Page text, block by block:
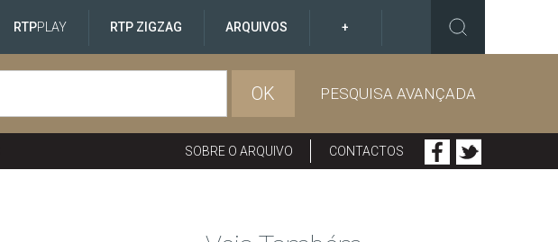
RTPPLAY RTP ZIGZAG ARQUIVOS +
OK PESQUISA AVANÇADA
SOBRE O ARQUIVO CONTACTOS